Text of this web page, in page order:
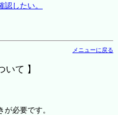
したい。
メニューに戻る
いて 】
必要です。